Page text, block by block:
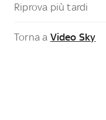
Riprova più tardi
Torna a Video Sky